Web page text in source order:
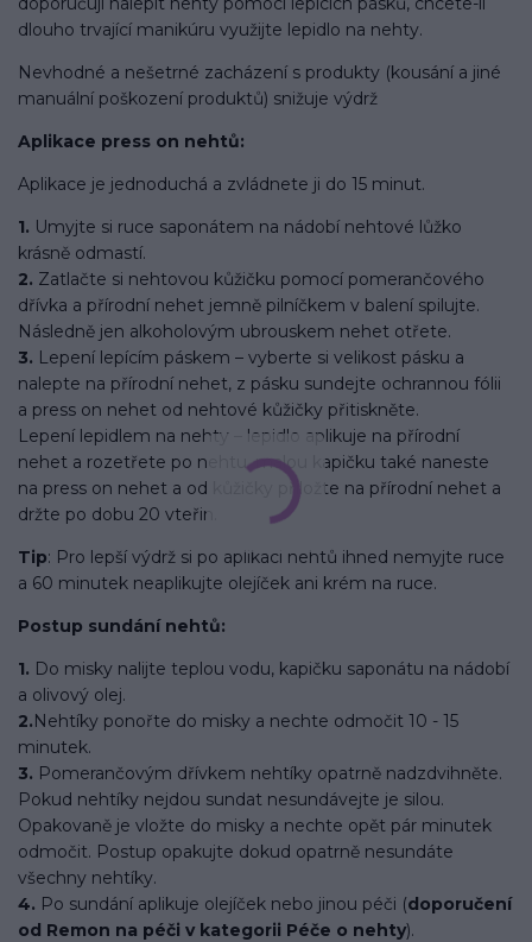
dlouho trvající manikúru využijte lepidlo na nehty.
Nevhodné a nešetrné zacházení s produkty (kousání a jiné
manuální poškození produktů) snižuje výdrž
Aplikace press on nehtů:
Aplikace je jednoduchá a zvládnete ji do 15 minut.
1. Umyjte si ruce saponátem na nádobí nehtové lůžko
krásně odmastí.
2. Zatlačte si nehtovou kůžičku pomocí pomerančového
dřívka a přírodní nehet jemně pilníčkem v balení spilujte.
Následně jen alkoholovým ubrouskem nehet otřete.
3. Lepení lepícím páskem – vyberte si velikost pásku a
nalepte na přírodní nehet, z pásku sundejte ochrannou fólii
a press on nehet od nehtové kůžičky přitiskněte.
Lepení lepidlem na nehty – lepidlo aplikuje na přírodní
nehet a rozetřete po nehtu, malou kapičku také naneste
na press on nehet a od kůžičky přiložte na přírodní nehet a
držte po dobu 20 vteřin.
Tip: Pro lepší výdrž si po aplikaci nehtů ihned nemyjte ruce
a 60 minutek neaplikujte olejíček ani krém na ruce.
Postup sundání nehtů:
1. Do misky nalijte teplou vodu, kapičku saponátu na nádobí
a olivový olej.
2.Nehtíky ponořte do misky a nechte odmočit 10 - 15
minutek.
3. Pomerančovým dřívkem nehtíky opatrně nadzdvihněte.
Pokud nehtíky nejdou sundat nesundávejte je silou.
Opakovaně je vložte do misky a nechte opět pár minutek
odmočit. Postup opakujte dokud opatrně nesundáte
všechny nehtíky.
4. Po sundání aplikuje olejíček nebo jinou péči (doporučení
od Remon na péči v kategorii Péče o nehty).